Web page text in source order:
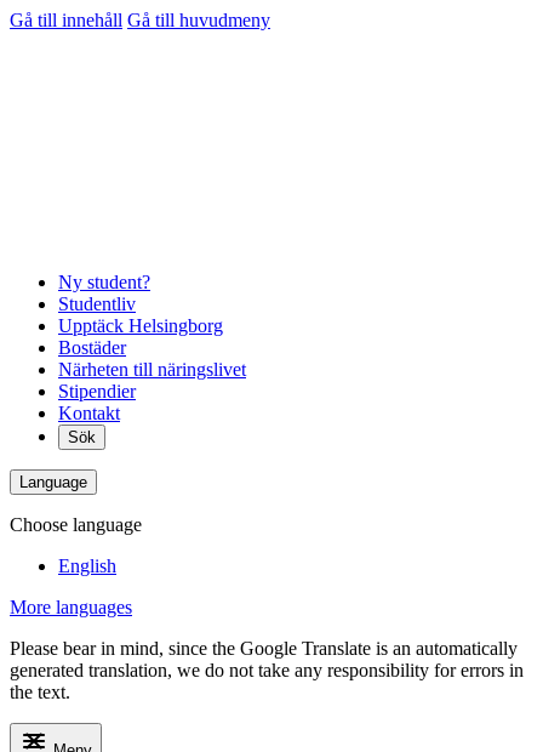
Gå till innehåll Gå till huvudmeny
Ny student?
Studentliv
Upptäck Helsingborg
Bostäder
Närheten till näringslivet
Stipendier
Kontakt
Sök
Language
Choose language
English
More languages
Please bear in mind, since the Google Translate is an automatically
generated translation, we do not take any responsibility for errors in
the text.